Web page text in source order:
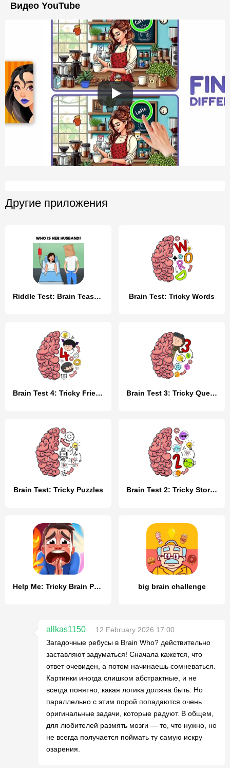
Видео YouTube
Другие приложения
Riddle Test: Brain Teaser Game Brain Test: Tricky Words
Brain Test 4: Tricky Friends Brain Test 3: Tricky Quests
Brain Test: Tricky Puzzles Brain Test 2: Tricky Stories
Help Me: Tricky Brain Puzzles big brain challenge
allkas1150
12 February 2026 17:00
Загадочные ребусы в Brain Who? действительно
заставляют задуматься! Сначала кажется, что
ответ очевиден, а потом начинаешь сомневаться.
Картинки иногда слишком абстрактные, и не
всегда понятно, какая логика должна быть. Но
параллельно с этим порой попадаются очень
оригинальные задачи, которые радуют. В общем,
для любителей размять мозги — то, что нужно, но
не всегда получается поймать ту самую искру
озарения.